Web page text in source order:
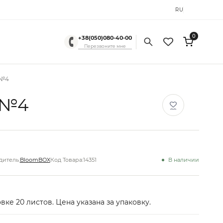
RU
+38(050)080-40-00
Перезвоните мне
0
№4
№4
BloomBOXКод Товара:14351 В наличии
20 листов. Цена указана за упаковку.